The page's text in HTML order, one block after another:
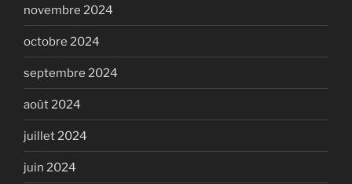
novembre 2024
octobre 2024
septembre 2024
août 2024
juillet 2024
juin 2024